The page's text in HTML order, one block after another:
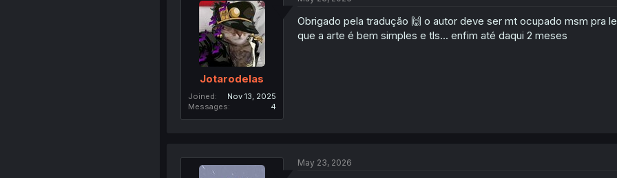
Jotarodelas
Joined
Nov 13, 2025
Messages
4
Obrigado pela tradução 🙌 o autor deve ser mt ocupado msm pra
que a arte é bem simples e tls... enfim até daqui 2 meses
May 23, 2026